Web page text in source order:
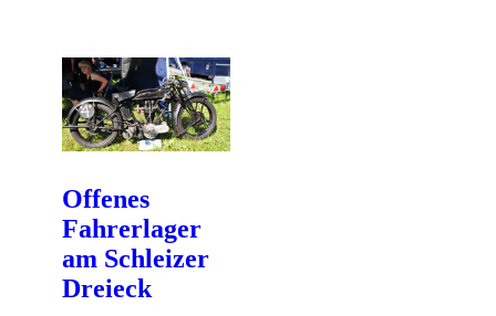
Offenes
Fahrerlager
am Schleizer
Dreieck